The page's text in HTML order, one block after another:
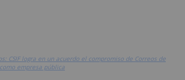
CSIF logra en un acuerdo el compromiso de Correos de
empresa pública